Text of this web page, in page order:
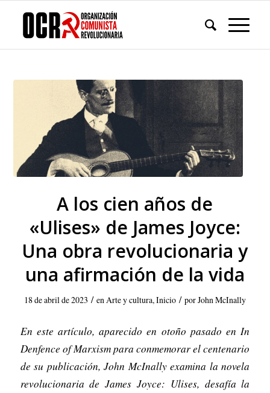
A los cien años de
«Ulises» de James Joyce:
Una obra revolucionaria y
una afirmación de la vida
18 de abril de 2023 / enArte y cultura,Inicio / porJohn McInally
En este artículo, aparecido en otoño pasado en In
Denfence of Marxism para conmemorar el centenario
de su publicación, John McInally examina la novela
revolucionaria de James Joyce: Ulises, desafía la